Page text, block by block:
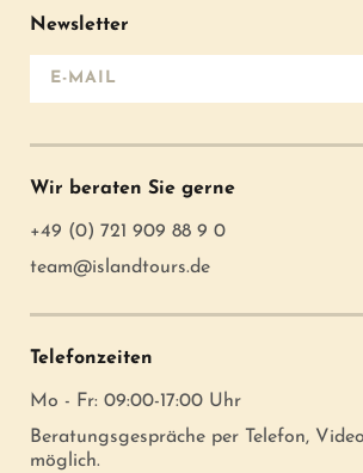
Newsletter
E-Mail-Adresse
Wir beraten Sie gerne
+49 (0) 721 909 88 9 0
team@islandtours.de
Telefonzeiten
Mo - Fr: 09:00-17:00 Uhr
Beratungsgespräche per Telefon,
möglich.